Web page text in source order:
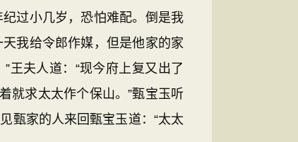
过小几岁，恐怕难配。倒是我
我给令郎作媒，但是他家的家
王夫人道：“现今府上复又出了
就求太太作个保山。”甄宝玉听
甄家的人来回甄宝玉道：“太太